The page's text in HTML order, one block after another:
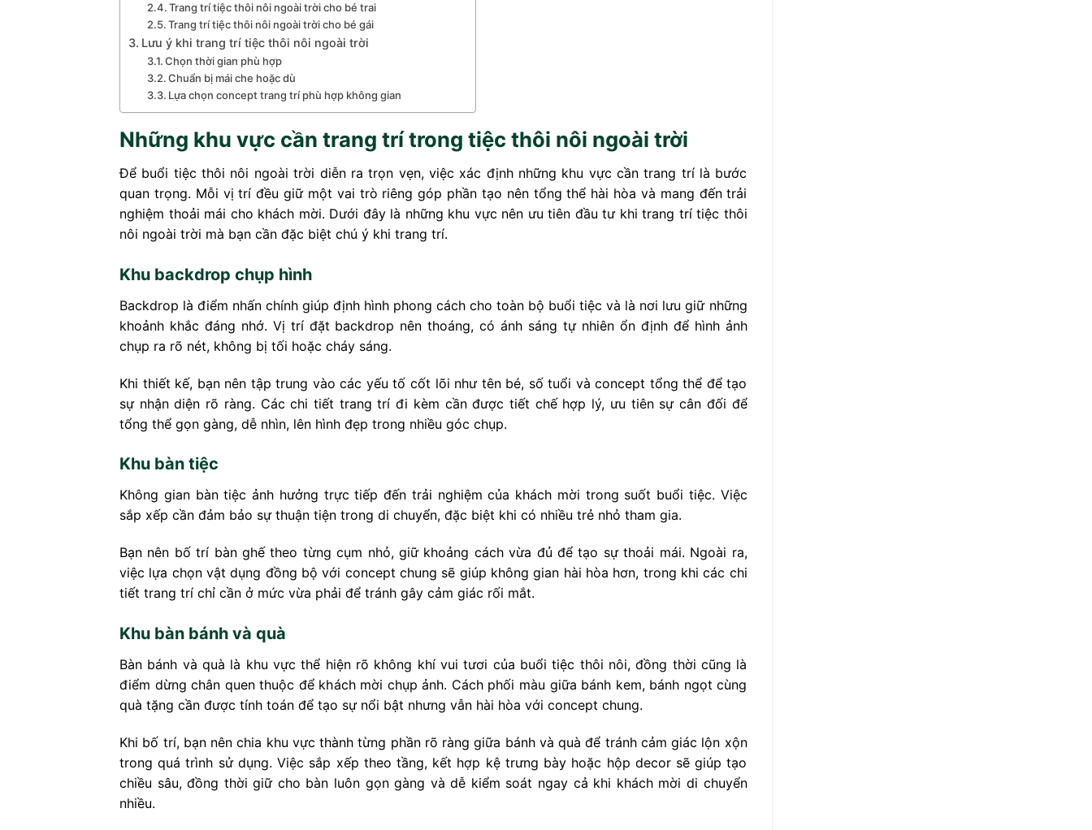
Trang trí tiệc thôi nôi ngoài trời cho bé trai
Trang trí tiệc thôi nôi ngoài trời cho bé gái
Lưu ý khi trang trí tiệc thôi nôi ngoài trời
Chọn thời gian phù hợp
Chuẩn bị mái che hoặc dù
Lựa chọn concept trang trí phù hợp không gian
Những khu vực cần trang trí trong tiệc thôi nôi ngoài trời
Để buổi tiệc thôi nôi ngoài trời diễn ra trọn vẹn, việc xác định những khu vực cần trang trí là bước
quan trọng. Mỗi vị trí đều giữ một vai trò riêng góp phần tạo nên tổng thể hài hòa và mang đến trải
nghiệm thoải mái cho khách mời. Dưới đây là những khu vực nên ưu tiên đầu tư khi trang trí tiệc thôi
nôi ngoài trời mà bạn cần đặc biệt chú ý khi trang trí.
Khu backdrop chụp hình
Backdrop là điểm nhấn chính giúp định hình phong cách cho toàn bộ buổi tiệc và là nơi lưu giữ những
khoảnh khắc đáng nhớ. Vị trí đặt backdrop nên thoáng, có ánh sáng tự nhiên ổn định để hình ảnh
chụp ra rõ nét, không bị tối hoặc cháy sáng.
Khi thiết kế, bạn nên tập trung vào các yếu tố cốt lõi như tên bé, số tuổi và concept tổng thể để tạo
sự nhận diện rõ ràng. Các chi tiết trang trí đi kèm cần được tiết chế hợp lý, ưu tiên sự cân đối để
tổng thể gọn gàng, dễ nhìn, lên hình đẹp trong nhiều góc chụp.
Khu bàn tiệc
Không gian bàn tiệc ảnh hưởng trực tiếp đến trải nghiệm của khách mời trong suốt buổi tiệc. Việc
sắp xếp cần đảm bảo sự thuận tiện trong di chuyển, đặc biệt khi có nhiều trẻ nhỏ tham gia.
Bạn nên bố trí bàn ghế theo từng cụm nhỏ, giữ khoảng cách vừa đủ để tạo sự thoải mái. Ngoài ra,
việc lựa chọn vật dụng đồng bộ với concept chung sẽ giúp không gian hài hòa hơn, trong khi các chi
tiết trang trí chỉ cần ở mức vừa phải để tránh gây cảm giác rối mắt.
Khu bàn bánh và quà
Bàn bánh và quà là khu vực thể hiện rõ không khí vui tươi của buổi tiệc thôi nôi, đồng thời cũng là
điểm dừng chân quen thuộc để khách mời chụp ảnh. Cách phối màu giữa bánh kem, bánh ngọt cùng
quà tặng cần được tính toán để tạo sự nổi bật nhưng vẫn hài hòa với concept chung.
Khi bố trí, bạn nên chia khu vực thành từng phần rõ ràng giữa bánh và quà để tránh cảm giác lộn xộn
trong quá trình sử dụng. Việc sắp xếp theo tầng, kết hợp kệ trưng bày hoặc hộp decor sẽ giúp tạo
chiều sâu, đồng thời giữ cho bàn luôn gọn gàng và dễ kiểm soát ngay cả khi khách mời di chuyển
nhiều.